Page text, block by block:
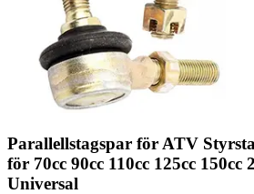
Parallellstagspar för ATV
för 70cc 90cc 110cc 125cc 150cc
Universal